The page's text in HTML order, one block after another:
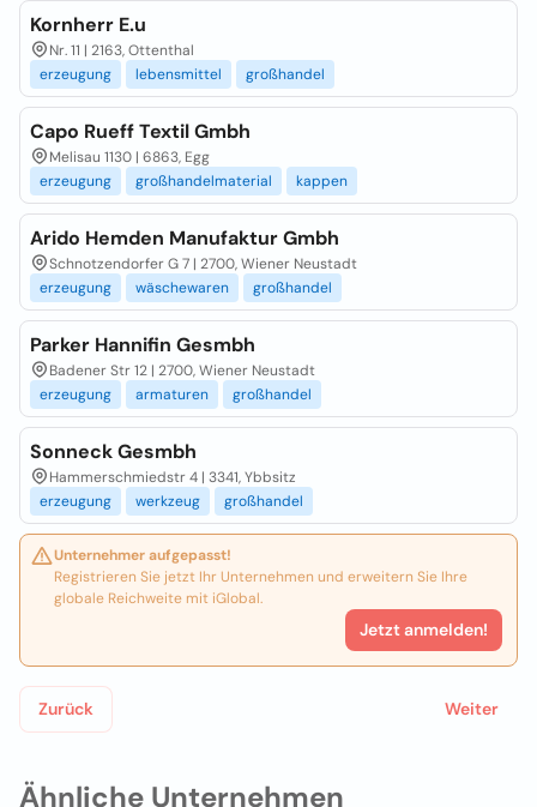
Ähnliche Unternehmen
Kornherr E.u
Nr. 11 | 2163, Ottenthal
erzeugung
lebensmittel großhandel
Capo Rueff Textil Gmbh
Melisau 1130 | 6863, Egg
erzeugung
großhandelmaterial kappen
Arido Hemden Manufaktur Gmbh
Schnotzendorfer G 7 | 2700, Wiener Neustadt
erzeugung
wäschewaren großhandel
Parker Hannifin Gesmbh
Badener Str 12 | 2700, Wiener Neustadt
erzeugung
armaturen großhandel
Sonneck Gesmbh
Hammerschmiedstr 4 | 3341, Ybbsitz
erzeugung
werkzeug großhandel
Unternehmer aufgepasst!
Registrieren Sie jetzt Ihr Unternehmen und erweitern Sie Ihre
globale Reichweite mit iGlobal.
Jetzt anmelden!
Zurück Weiter